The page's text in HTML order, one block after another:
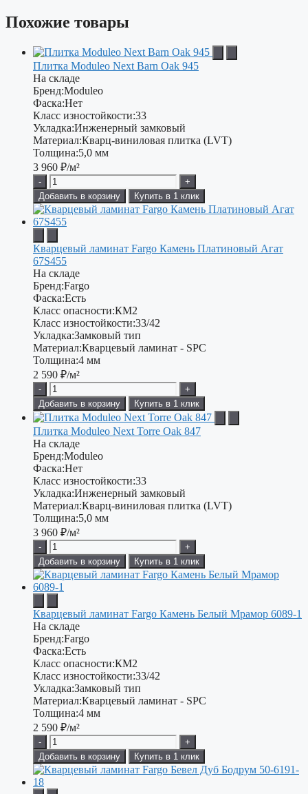
Похожие товары
Плитка Moduleo Next Barn Oak 945
На складе
Бренд:Moduleo
Фаска:Нет
Класс изностойкости:33
Укладка:Инженерный замковый
Материал:Кварц-виниловая плитка (LVT)
Толщина:5,0 мм
3 960 ₽/м²
-
+
Добавить в корзину
Купить в 1 клик
Кварцевый ламинат Fargo Камень Платиновый Агат
67S455
На складе
Бренд:Fargo
Фаска:Есть
Класс опасности:КМ2
Класс изностойкости:33/42
Укладка:Замковый тип
Материал:Кварцевый ламинат - SPC
Толщина:4 мм
2 590 ₽/м²
-
+
Добавить в корзину
Купить в 1 клик
Плитка Moduleo Next Torre Oak 847
На складе
Бренд:Moduleo
Фаска:Нет
Класс изностойкости:33
Укладка:Инженерный замковый
Материал:Кварц-виниловая плитка (LVT)
Толщина:5,0 мм
3 960 ₽/м²
-
+
Добавить в корзину
Купить в 1 клик
Кварцевый ламинат Fargo Камень Белый Мрамор 6089-1
На складе
Бренд:Fargo
Фаска:Есть
Класс опасности:КМ2
Класс изностойкости:33/42
Укладка:Замковый тип
Материал:Кварцевый ламинат - SPC
Толщина:4 мм
2 590 ₽/м²
-
+
Добавить в корзину
Купить в 1 клик